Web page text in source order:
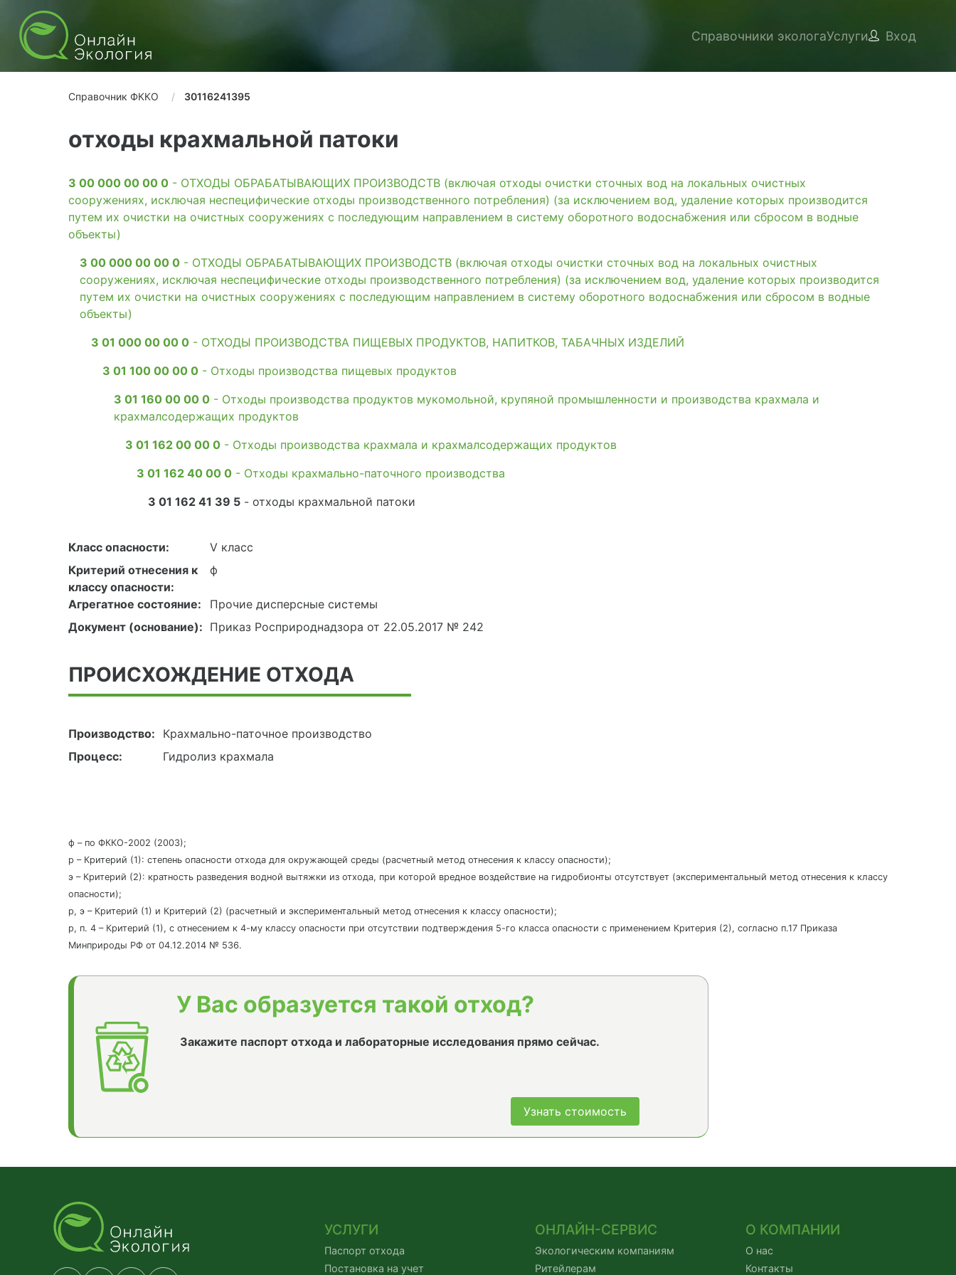
Справочники экологаУслуги Вход
Справочник ФККО 30116241395
отходы крахмальной патоки
3 00 000 00 00 0 - ОТХОДЫ ОБРАБАТЫВАЮЩИХ ПРОИЗВОДСТВ (включая отходы очистки сточных вод на локальных очистных
сооружениях, исключая неспецифические отходы производственного потребления) (за исключением вод, удаление которых производится
путем их очистки на очистных сооружениях с последующим направлением в систему оборотного водоснабжения или сбросом в водные
объекты)
3 00 000 00 00 0 - ОТХОДЫ ОБРАБАТЫВАЮЩИХ ПРОИЗВОДСТВ (включая отходы очистки сточных вод на локальных очистных
сооружениях, исключая неспецифические отходы производственного потребления) (за исключением вод, удаление которых производится
путем их очистки на очистных сооружениях с последующим направлением в систему оборотного водоснабжения или сбросом в водные
объекты)
3 01 000 00 00 0 - ОТХОДЫ ПРОИЗВОДСТВА ПИЩЕВЫХ ПРОДУКТОВ, НАПИТКОВ, ТАБАЧНЫХ ИЗДЕЛИЙ
3 01 100 00 00 0 - Отходы производства пищевых продуктов
3 01 160 00 00 0 - Отходы производства продуктов мукомольной, крупяной промышленности и производства крахмала и
крахмалсодержащих продуктов
3 01 162 00 00 0 - Отходы производства крахмала и крахмалсодержащих продуктов
3 01 162 40 00 0 - Отходы крахмально-паточного производства
3 01 162 41 39 5 - отходы крахмальной патоки
Класс опасности:
V класс
Критерий отнесения к
классу опасности:
ф
Агрегатное состояние:
Прочие дисперсные системы
Документ (основание): Приказ Росприроднадзора от 22.05.2017 № 242
ПРОИСХОЖДЕНИЕ ОТХОДА
Производство:
Крахмально-паточное производство
Процесс:
Гидролиз крахмала
ф – по ФККО-2002 (2003);
р – Критерий (1): степень опасности отхода для окружающей среды (расчетный метод отнесения к классу опасности);
э – Критерий (2): кратность разведения водной вытяжки из отхода, при которой вредное воздействие на гидробионты отсутствует (экспериментальный метод отнесения к классу
опасности);
р, э – Критерий (1) и Критерий (2) (расчетный и экспериментальный метод отнесения к классу опасности);
р, п. 4 – Критерий (1), с отнесением к 4-му классу опасности при отсутствии подтверждения 5-го класса опасности с применением Критерия (2), согласно п.17 Приказа
Минприроды РФ от 04.12.2014 № 536.
У Вас образуется такой отход?
Закажите паспорт отхода и лабораторные исследования прямо сейчас.
Узнать стоимость
УСЛУГИ
Паспорт отхода
Постановка на учет
ОНЛАЙН-СЕРВИС
Экологическим компаниям
Ритейлерам
О КОМПАНИИ
О нас
Контакты